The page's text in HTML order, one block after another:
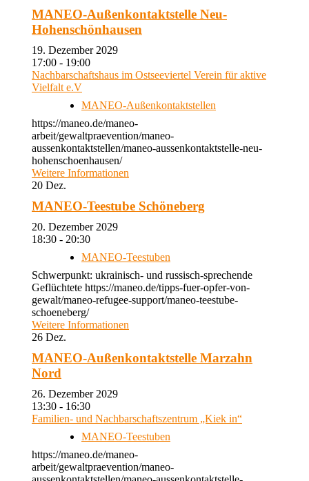
MANEO-Außenkontaktstelle Neu-
Hohenschönhausen
19. Dezember 2029
17:00 - 19:00
Nachbarschaftshaus im Ostseeviertel Verein für aktive
Vielfalt e.V
MANEO-Außenkontaktstellen
https://maneo.de/maneo-
arbeit/gewaltpraevention/maneo-
aussenkontaktstellen/maneo-aussenkontaktstelle-neu-
hohenschoenhausen/
Weitere Informationen
20 Dez.
MANEO-Teestube Schöneberg
20. Dezember 2029
18:30 - 20:30
MANEO-Teestuben
Schwerpunkt: ukrainisch- und russisch-sprechende
Geflüchtete https://maneo.de/tipps-fuer-opfer-von-
gewalt/maneo-refugee-support/maneo-teestube-
schoeneberg/
Weitere Informationen
26 Dez.
MANEO-Außenkontaktstelle Marzahn
Nord
26. Dezember 2029
13:30 - 16:30
Familien- und Nachbarschaftszentrum „Kiek in“
MANEO-Teestuben
https://maneo.de/maneo-
arbeit/gewaltpraevention/maneo-